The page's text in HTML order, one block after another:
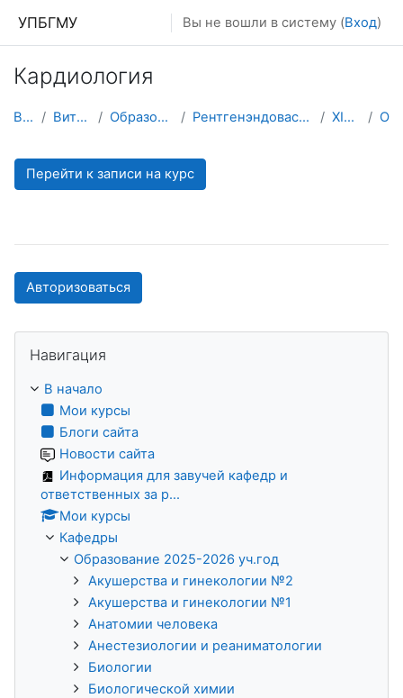
УПБГМУ Вы не вошли в систему (Вход)
Кардиология
В начало Витрина курсов 3KL Образование 2025-2026 уч.год Рентгенэндоваскулярных диагностики и лечения ИДПО XIX. Ординатура О курсе
Перейти к записи на курс
Авторизоваться
Навигация
В начало
Мои курсы
Блоги сайта
Новости сайта
Информация для завучей кафедр и
ответственных за р...
Мои курсы
Кафедры
Образование 2025-2026 уч.год
Акушерства и гинекологии №2
Акушерства и гинекологии №1
Анатомии человека
Анестезиологии и реаниматологии
Биологии
Биологической химии